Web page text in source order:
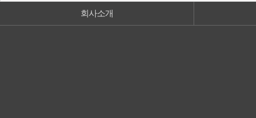
회사소개